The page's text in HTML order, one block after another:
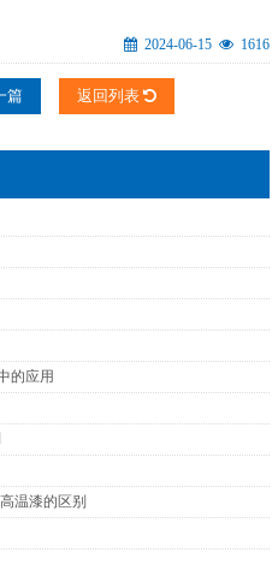
2024-06-15
1616
篇 返回列表
的应用
温漆的区别